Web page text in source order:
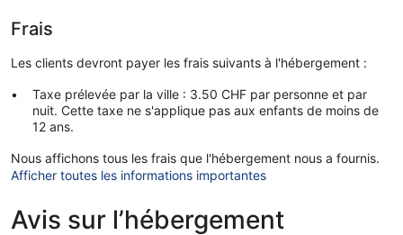
Frais
Les clients devront payer les frais suivants à l'hébergement :
Taxe prélevée par la ville : 3.50 CHF par personne et par
nuit. Cette taxe ne s'applique pas aux enfants de moins de
12 ans.
Nous affichons tous les frais que l'hébergement nous a fournis.
Afficher toutes les informations importantes
Avis sur l’hébergement